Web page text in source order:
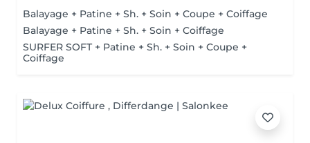
Balayage + Patine + Sh. + Soin + Coupe + Coiffage
Balayage + Patine + Sh. + Soin + Coiffage
SURFER SOFT + Patine + Sh. + Soin + Coupe +
Coiffage